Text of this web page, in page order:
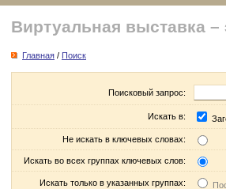
Виртуальная выставка –
Главная / Поиск
Поисковый запрос:
Искать в:
Не искать в ключевых словах:
Искать во всех группах ключевых слов:
Искать только в указанных группах: